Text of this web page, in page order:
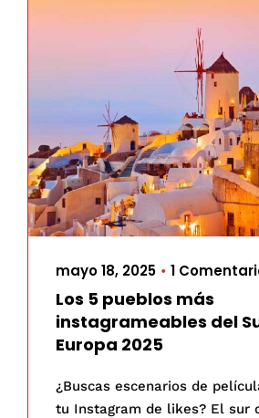
mayo 18, 2025 • 1
Los 5 pueblos más
instagrameables del
Europa 2025
¿Buscas escenarios de
tu Instagram de likes? El sur